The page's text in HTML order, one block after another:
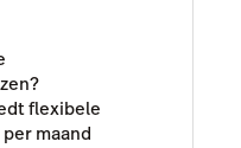
flexibele
maand